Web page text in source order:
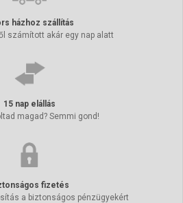
házhoz szállítás
számított akár egy nap alatt
15 nap elállás
magad? Semmi gond!
fizetés
a biztonságos pénzügyekért